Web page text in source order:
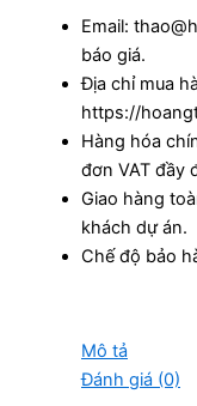
Email:
báo giá.
Địa chỉ mua
https://
Hàng hóa
đơn VAT đầy
Giao hàng
khách dự án.
Chế độ bảo
Mô tả
Đánh giá (0)